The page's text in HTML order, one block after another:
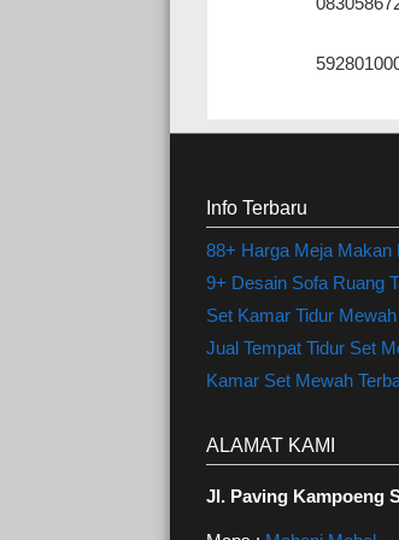
Info Terbaru
88+ Harga Meja Makan
9+ Desain Sofa Ruang
Set Kamar Tidur
Jual Tempat Tidur Set
Kamar Set Mewah
ALAMAT KAMI
Jl. Paving Kampoeng